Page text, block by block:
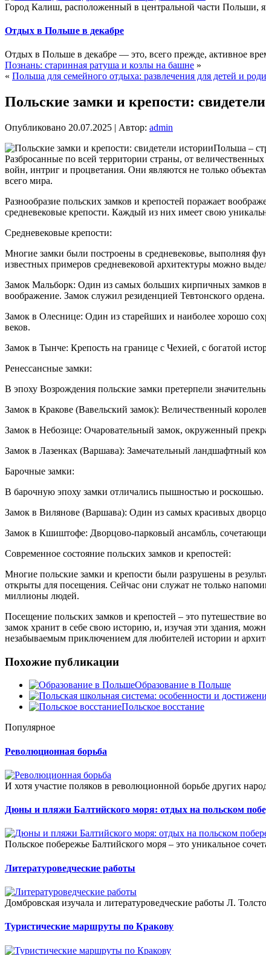
Город Калиш, расположенный в центральной части Польши,
Отдых в Польше в декабре
Отдых в Польше в декабре — это, всего прежде, активное
Познань: старинная ратуша и козлы на башне »
« Польша для семейного отдыха: развлечения для детей и
Польские замки и крепости:
Опубликовано 20.07.2025 | Автор: admin
Польша –
Разбросанные по всей территории страны, от
войн, интриг и процветания. Они являются не только
всего мира.
Разнообразие польских замков и крепостей поражает
средневековые крепости. Каждый из них имеет свою
Средневековые крепости:
Многие замки были построены в средневековье, выполняя
известных примеров средневековой архитектуры можно
Замок Мальборк: Один из самых больших кирпичных
воображение. Замок служил резиденцией Тевтонского ордена.
Замок в Олеснице: Один из старейших и наиболее хорошо
веков.
Замок в Тынче: Крепость на границе с Чехией, с богатой
Ренессансные замки:
В эпоху Возрождения польские замки претерпели
Замок в Кракове (Вавельский замок): Величественный
Замок в Небозице: Очаровательный замок, окруженный
Замок в Лазенках (Варшава): Замечательный ландшафтный
Барочные замки:
В барочную эпоху замки отличались пышностью и
Замок в Вилянове (Варшава): Один из самых красивых
Замок в Кшиштофе: Дворцово-парковый ансамбль,
Современное состояние польских замков и крепостей:
Многие польские замки и крепости были разрушены в
открыты для посещения. Сейчас они служат не только
миллионы людей.
Посещение польских замков и крепостей – это
замок хранит в себе свою историю, и, изучая эти здания,
незабываемым приключением для любителей истории и
Похожие публикации
Образование в Польше
Польское восстание
Популярное
Революционная борьба
И хотя участие поляков в революционной борьбе других
Дюны и пляжи Балтийского моря: отдых на польском
Польское побережье Балтийского моря – это уникальное
Литературоведческие работы
Домбровская изучала и литературоведческие работы Л.
Туристические маршруты по Кракову